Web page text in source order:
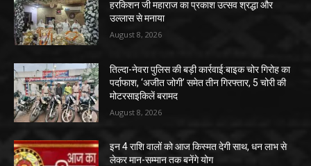
हरकिशन जी महाराज का प्रकाश उत्सव श्रद्धा और
उल्लास से मनाया
August 8, 2026
तिल्दा-नेवरा पुलिस की बड़ी कार्रवाई:बाइक चोर गिरोह का
पर्दाफाश, ‘अजीत जोगी’ समेत तीन गिरफ्तार, 5 चोरी की
मोटरसाइकिलें बरामद
August 8, 2026
इन 4 राशि वालों को आज किस्मत देगी साथ, धन लाभ से
लेकर मान-सम्मान तक बनेंगे योग